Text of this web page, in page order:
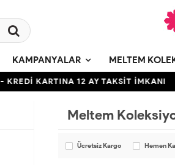
KAMPANYALAR MELTEM
KARTINA 12 AY TAKSİT İMKANI
Meltem
Ücretsiz Kargo Hemen